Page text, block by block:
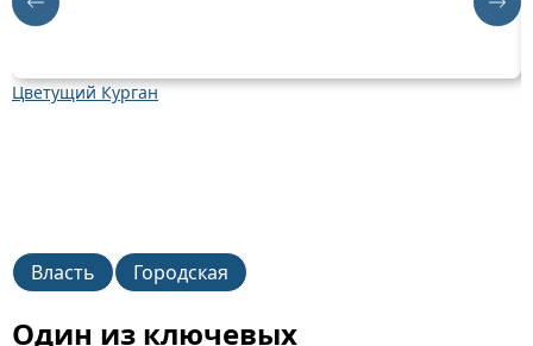
Цветущий Курган
Власть Городская
Один из ключевых